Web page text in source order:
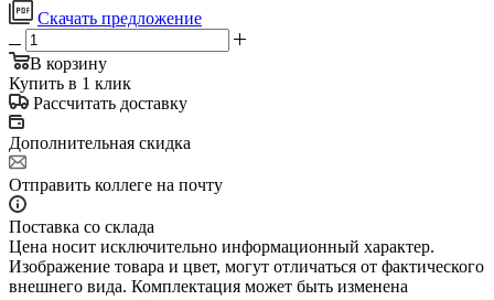
Скачать предложение
В корзину
Купить в 1 клик
Рассчитать доставку
Дополнительная скидка
Отправить коллеге на почту
Поставка со склада
Цена носит исключительно информационный характер.
Изображение товара и цвет, могут отличаться от фактического
внешнего вида. Комплектация может быть изменена